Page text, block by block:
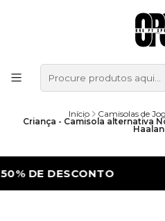
Início Camisolas de
Criança - Camisola alternativa
DESCONTO